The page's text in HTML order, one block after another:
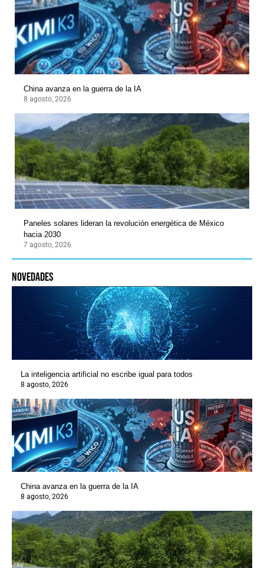
China avanza en la guerra de la IA
8 agosto, 2026
Paneles solares lideran la revolución energética de México
hacia 2030
7 agosto, 2026
novedades
La inteligencia artificial no escribe igual para todos
8 agosto, 2026
China avanza en la guerra de la IA
8 agosto, 2026